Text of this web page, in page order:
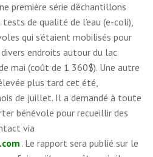
première série d’échantillons
de qualité de l’eau (e-coli),
qui s’étaient mobilisés pour
endroits autour du lac
mai (coût de 1 360$). Une autre
plus tard cet été,
de juillet. Il a demandé à toute
bénévole pour recueillir des
via
. Le rapport sera publié sur le